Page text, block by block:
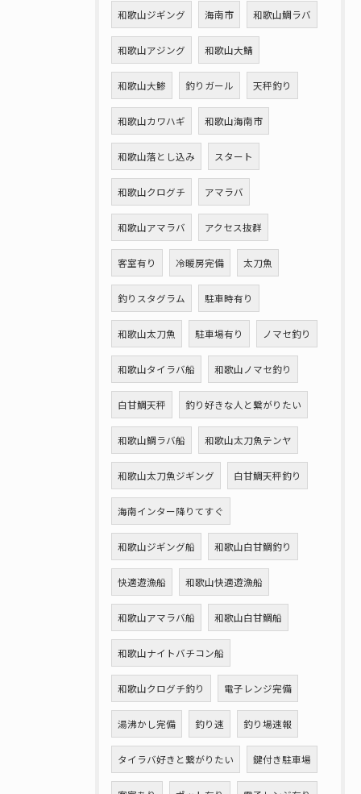
和歌山ジギング 海南市 和歌山鯛ラバ
和歌山アジング 和歌山大鯖
和歌山大鯵 釣りガール 天秤釣り
和歌山カワハギ 和歌山海南市
和歌山落とし込み スタート
和歌山クログチ アマラバ
和歌山アマラバ アクセス抜群
客室有り 冷暖房完備 太刀魚
釣りスタグラム 駐車時有り
和歌山太刀魚 駐車場有り ノマセ釣り
和歌山タイラバ船 和歌山ノマセ釣り
白甘鯛天秤 釣り好きな人と繋がりたい
和歌山鯛ラバ船 和歌山太刀魚テンヤ
和歌山太刀魚ジギング 白甘鯛天秤釣り
海南インター降りてすぐ
和歌山ジギング船 和歌山白甘鯛釣り
快適遊漁船 和歌山快適遊漁船
和歌山アマラバ船 和歌山白甘鯛船
和歌山ナイトバチコン船
和歌山クログチ釣り 電子レンジ完備
湯沸かし完備 釣り速 釣り場速報
タイラバ好きと繋がりたい 鍵付き駐車場